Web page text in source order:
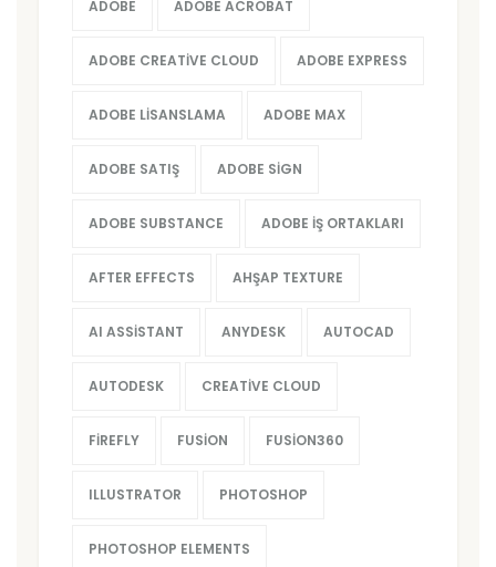
ADOBE ADOBE ACROBAT
ADOBE CREATIVE CLOUD ADOBE EXPRESS
ADOBE LISANSLAMA ADOBE MAX
ADOBE SATIŞ ADOBE SIGN
ADOBE SUBSTANCE ADOBE İŞ ORTAKLARI
AFTER EFFECTS AHŞAP TEXTURE
AI ASSISTANT ANYDESK AUTOCAD
AUTODESK CREATIVE CLOUD
FIREFLY FUSION FUSION360
ILLUSTRATOR PHOTOSHOP
PHOTOSHOP ELEMENTS